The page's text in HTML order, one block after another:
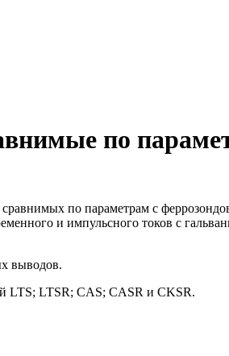
по
по параметрам с
и импульсного токов с
выводов.
LTS; LTSR; CAS; CASR и CKSR.